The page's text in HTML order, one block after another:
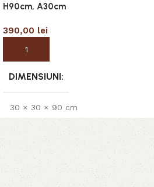
H90cm, A30cm
390,00 lei
Adaugă în coș
DIMENSIUNI
30 × 30 × 90 cm